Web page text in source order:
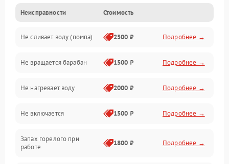
Электропитание
Водоснабжение
Слив
Программное обеспечение
Неисправности Стоимость
Не сливает воду (помпа) 2500 ₽ Подробнее →
Не вращается барабан 1500 ₽ Подробнее →
Не нагревает воду 2000 ₽ Подробнее →
Не включается 1500 ₽ Подробнее →
Запах горелого при
работе
1800 ₽ Подробнее →